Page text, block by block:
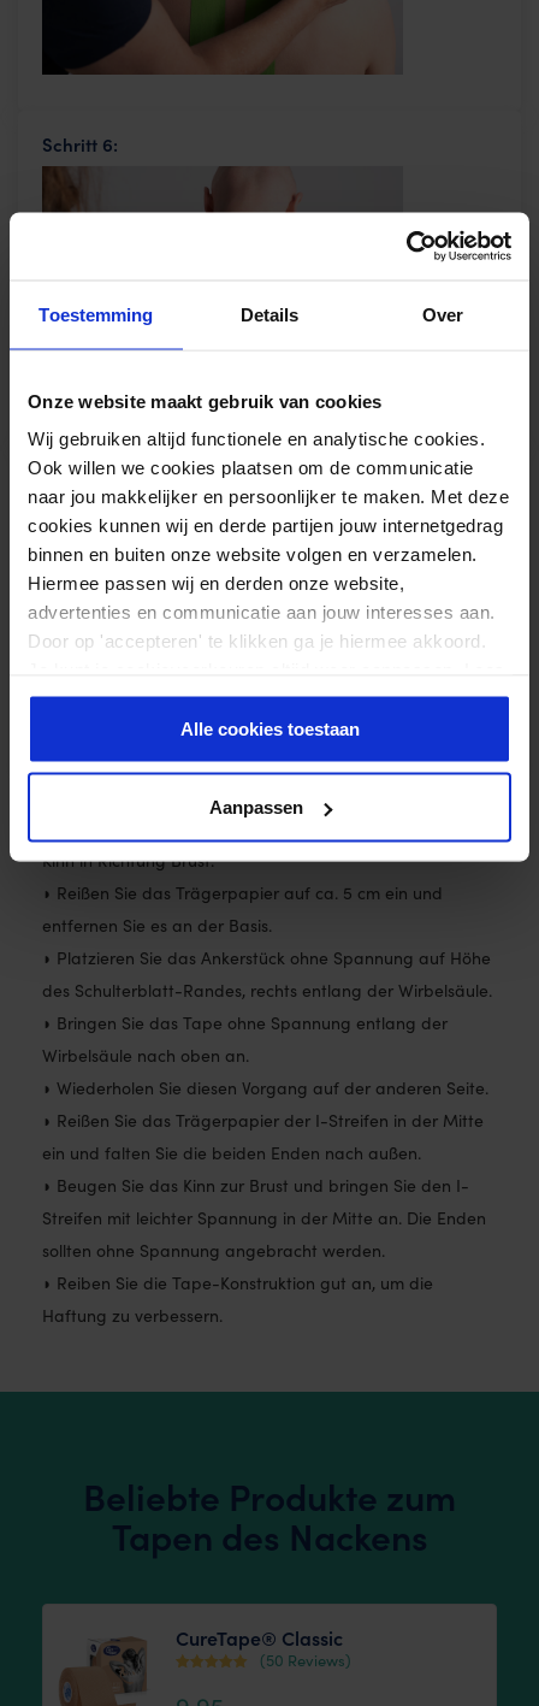
Toestemming Details Over
Onze website maakt gebruik van cookies
Wij gebruiken altijd functionele en analytische cookies.
Ook willen we cookies plaatsen om de communicatie
naar jou makkelijker en persoonlijker te maken. Met deze
cookies kunnen wij en derde partijen jouw internetgedrag
binnen en buiten onze website volgen en verzamelen.
Hiermee passen wij en derden onze website,
advertenties en communicatie aan jouw interesses aan.
Door op 'accepteren' te klikken ga je hiermee akkoord.
er meer over in onsprivacy beleid.
Alle cookies toestaan
Aanpassen
Schritt 6:
Schritt 7:
Kinn in Richtung Brust.
◗ Reißen Sie das Trägerpapier auf ca. 5 cm ein und
entfernen Sie es an der Basis.
◗ Platzieren Sie das Ankerstück ohne Spannung auf Höhe
des Schulterblatt-Randes, rechts entlang der Wirbelsäule.
◗ Bringen Sie das Tape ohne Spannung entlang der
Wirbelsäule nach oben an.
◗ Wiederholen Sie diesen Vorgang auf der anderen Seite.
◗ Reißen Sie das Trägerpapier der I-Streifen in der Mitte
ein und falten Sie die beiden Enden nach außen.
◗ Beugen Sie das Kinn zur Brust und bringen Sie den I-
Streifen mit leichter Spannung in der Mitte an. Die Enden
sollten ohne Spannung angebracht werden.
◗ Reiben Sie die Tape-Konstruktion gut an, um die
Haftung zu verbessern.
Beliebte Produkte zum
Tapen des Nackens
CureTape® Classic
4.38
(50 Reviews)